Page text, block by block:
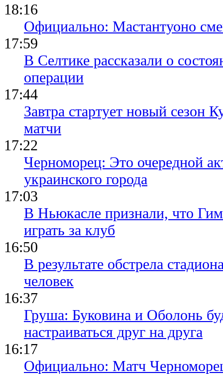
18:16
Официально: Мастантуоно
17:59
В Селтике рассказали о
операции
17:44
Завтра стартует новый сезон
матчи
17:22
Черноморец: Это очередной
украинского города
17:03
В Ньюкасле признали, что
играть за клуб
16:50
В результате обстрела
человек
16:37
Груша: Буковина и Оболонь
настраиваться друг на друга
16:17
Официально: Матч